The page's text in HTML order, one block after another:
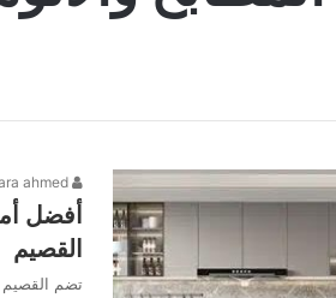
أفضل
القصيم
تضم